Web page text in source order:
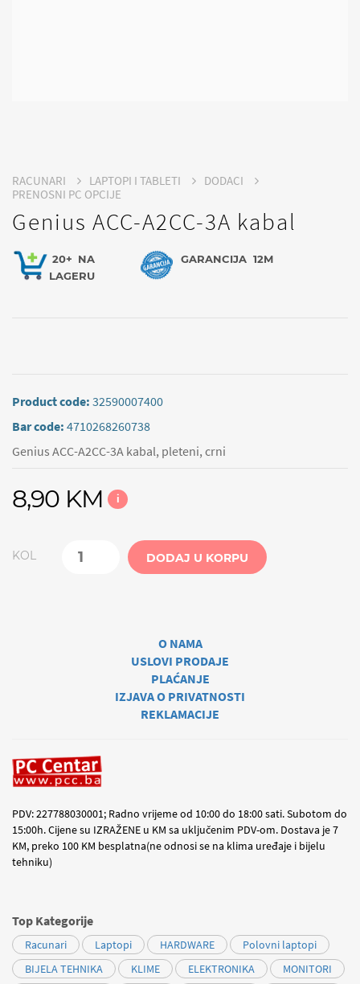
RACUNARI LAPTOPI I TABLETI
DODACI
PRENOSNI PC OPCIJE
Genius ACC-A2CC-3A kabal
20+ NA
LAGERU
GARANCIJA 12M
Product code: 32590007400
Bar code: 4710268260738
Genius ACC-A2CC-3A kabal, pleteni, crni
8,90 KM i
KOL DODAJ U KORPU
O NAMA
USLOVI PRODAJE
PLAĆANJE
IZJAVA O PRIVATNOSTI
REKLAMACIJE
PDV: 227788030001; Radno vrijeme od 10:00 do 18:00 sati. Subotom do
15:00h. Cijene su IZRAŽENE u KM sa uključenim PDV-om. Dostava je 7
KM, preko 100 KM besplatna(ne odnosi se na klima uređaje i bijelu
tehniku)
Top Kategorije
Racunari Laptopi HARDWARE
Polovni laptopi
BIJELA TEHNIKA
KLIME ELEKTRONIKA
MONITORI